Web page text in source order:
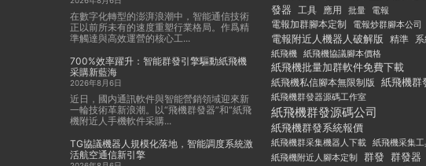
在數字化轉型的澎湃浪潮中，智能通信技術
正以前所未有的速度重塑行業格局。作爲精
準觸達與高效運營的核心工...
700%效率躍升：智能群發引擎驅動紙飛機
采購新藍海
2026年8月6日
近日，國内通訊軟件與智能營銷領域迎來新
一輪技術革新浪潮。以“飛機群發器”和“紙飛
機附近人手機軟件采購...
TG協議機器人規模化落地，智能調度系統激
活航空通信新引擎
發器 工具 應用 批量 電報
電報加群腳本定制 電報炒群腳本公司
電報附近人機器人破解版 精準
紙飛機
紙飛機協議腳本價格
紙飛機批量加群軟件免費下載
紙飛機私信腳本無限制版 紙飛機群
紙飛機群發器源碼工作室
紙飛機群發源碼公司
紙飛機群發系統報價
紙飛機群采集機器人下載 紙飛機采集
紙飛機附近人腳本定制
群發 群發器